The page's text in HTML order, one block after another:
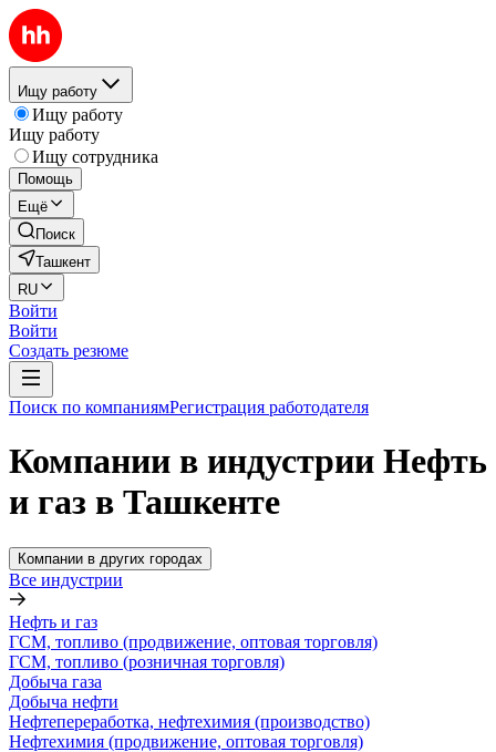
Ищу работу
Ищу работу
Ищу работу
Ищу сотрудника
Помощь
Ещё
Поиск
Ташкент
RU
Войти
Войти
Создать резюме
Поиск по компаниямРегистрация работодателя
Компании в индустрии Нефть
и газ в Ташкенте
Компании в других городах
Все индустрии
Нефть и газ
ГСМ, топливо (продвижение, оптовая торговля)
ГСМ, топливо (розничная торговля)
Добыча газа
Добыча нефти
Нефтепереработка, нефтехимия (производство)
Нефтехимия (продвижение, оптовая торговля)